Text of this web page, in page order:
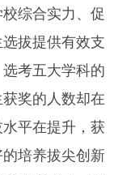
综合实力、促
拔提供有效支
考五大学科的
奖的人数却在
平在提升，获
培养拔尖创新